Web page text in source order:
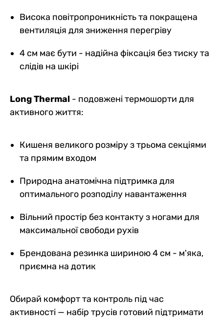
Висока повітропроникність та покращена
вентиляція для зниження перегріву
4 см має бути - надійна фіксація без тиску та
слідів на шкірі
Long Thermal - подовжені термошорти для
активного життя:
Кишеня великого розміру з трьома секціями
та прямим входом
Природна анатомічна підтримка для
оптимального розподілу навантаження
Вільний простір без контакту з ногами для
максимальної свободи рухів
Брендована резинка шириною 4 см - м'яка,
приємна на дотик
Обирай комфорт та контроль під час
активності — набір трусів готовий підтримати